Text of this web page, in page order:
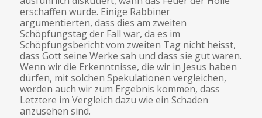
erschaffen wurde. Einige Rabbiner
argumentierten, dass dies am zweiten
Schöpfungstag der Fall war, da es im
Schöpfungsbericht vom zweiten Tag nicht heisst,
dass Gott seine Werke sah und dass sie gut waren.
Wenn wir die Erkenntnisse, die wir in Jesus haben
dürfen, mit solchen Spekulationen vergleichen,
werden auch wir zum Ergebnis kommen, dass
Letztere im Vergleich dazu wie ein Schaden
anzusehen sind.